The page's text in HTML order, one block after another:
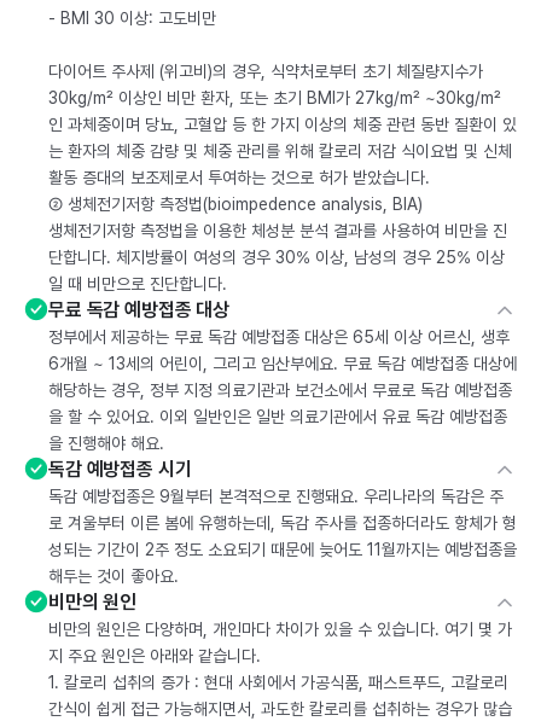
- BMI 30 이상: 고도비만
다이어트 주사제 (위고비)의 경우, 식약처로부터 초기 체질량지수가
30kg/m² 이상인 비만 환자, 또는 초기 BMI가 27kg/m² ~30kg/m²
인 과체중이며 당뇨, 고혈압 등 한 가지 이상의 체중 관련 동반 질환이 있
는 환자의 체중 감량 및 체중 관리를 위해 칼로리 저감 식이요법 및 신체
활동 증대의 보조제로서 투여하는 것으로 허가 받았습니다.
② 생체전기저항 측정법(bioimpedence analysis, BIA)
생체전기저항 측정법을 이용한 체성분 분석 결과를 사용하여 비만을 진
단합니다. 체지방률이 여성의 경우 30% 이상, 남성의 경우 25% 이상
일 때 비만으로 진단합니다.
무료 독감 예방접종 대상
정부에서 제공하는 무료 독감 예방접종 대상은 65세 이상 어르신, 생후
6개월 ~ 13세의 어린이, 그리고 임산부에요. 무료 독감 예방접종 대상에
해당하는 경우, 정부 지정 의료기관과 보건소에서 무료로 독감 예방접종
을 할 수 있어요. 이외 일반인은 일반 의료기관에서 유료 독감 예방접종
을 진행해야 해요.
독감 예방접종 시기
독감 예방접종은 9월부터 본격적으로 진행돼요. 우리나라의 독감은 주
로 겨울부터 이른 봄에 유행하는데, 독감 주사를 접종하더라도 항체가 형
성되는 기간이 2주 정도 소요되기 때문에 늦어도 11월까지는 예방접종을
해두는 것이 좋아요.
비만의 원인
비만의 원인은 다양하며, 개인마다 차이가 있을 수 있습니다. 여기 몇 가
지 주요 원인은 아래와 같습니다.
1. 칼로리 섭취의 증가 : 현대 사회에서 가공식품, 패스트푸드, 고칼로리
간식이 쉽게 접근 가능해지면서, 과도한 칼로리를 섭취하는 경우가 많습